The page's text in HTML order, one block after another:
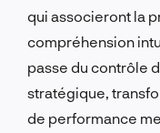
qui associeront la
compréhension
passe du contrôle
stratégique,
de performance